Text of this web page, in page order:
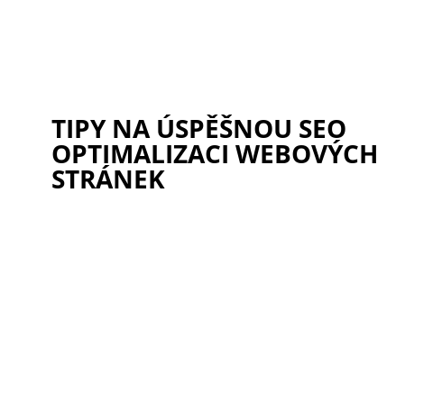
TIPY NA ÚSPĚŠNOU SEO
OPTIMALIZACI WEBOVÝCH
STRÁNEK